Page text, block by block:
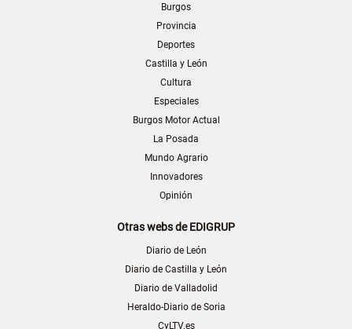
Burgos
Provincia
Deportes
Castilla y León
Cultura
Especiales
Burgos Motor Actual
La Posada
Mundo Agrario
Innovadores
Opinión
Otras webs de EDIGRUP
Diario de León
Diario de Castilla y León
Diario de Valladolid
Heraldo-Diario de Soria
CyLTV.es